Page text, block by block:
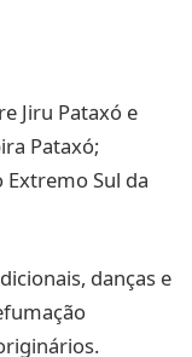
Jiru Pataxó e
Pataxó;
Sul da
danças e